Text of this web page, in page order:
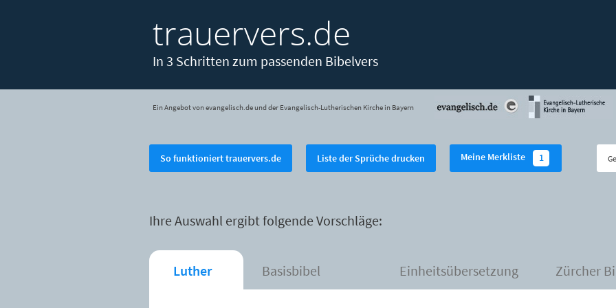
trauervers.de
In 3 Schritten zum passenden Bibelvers
Ein Angebot von evangelisch.de und der Evangelisch-Lutherischen Kirche in Bayern
So funktioniert trauervers.de Liste der Sprüche drucken Meine Merkliste 1
Ihre Auswahl ergibt folgende Vorschläge:
Luther Basisbibel Einheitsübersetzung Zürcher